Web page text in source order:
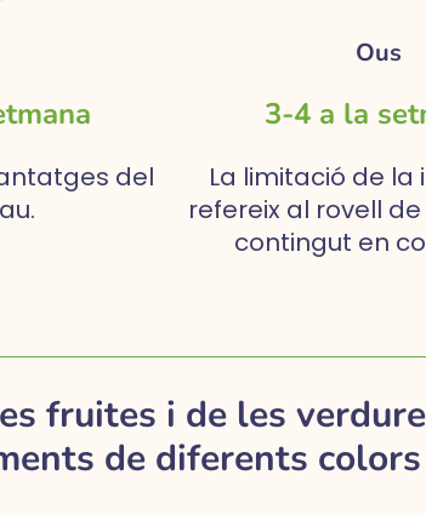
del
Ous
3-4 a la
La limitació de la
refereix al rovell de
contingut en
fruites i de les
de diferents